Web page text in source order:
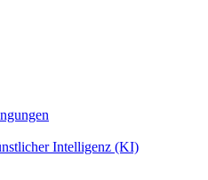
Intelligenz (KI)